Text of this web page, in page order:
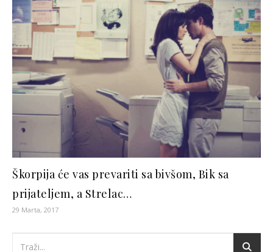
Škorpija će vas prevariti sa bivšom, Bik sa
prijateljem, a Strelac…
29 Marta, 2017